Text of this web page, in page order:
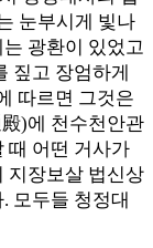
눈부시게 빛나
광환이 있었고
짚고 장엄하게
따르면 그것은
)에 천수천안관
때 어떤 거사가
지장보살 법신상
모두들 청정대